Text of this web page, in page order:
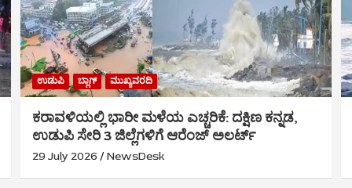
ಉಡುಪಿ ಬ್ಲಾಗ್ ಮುಖ್ಯವರದಿ
ಕರಾವಳಿಯಲ್ಲಿ ಭಾರೀ ಮಳೆಯ ಎಚ್ಚರಿಕೆ: ದಕ್ಷಿಣ ಕನ್ನಡ,
ಉಡುಪಿ ಸೇರಿ 3 ಜಿಲ್ಲೆಗಳಿಗೆ ಆರೆಂಜ್ ಅಲರ್ಟ್
29 July 2026 NewsDesk